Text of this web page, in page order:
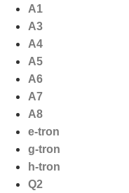
naar
inhoud
A1
A3
A4
A5
A6
A7
A8
e-tron
g-tron
h-tron
Q2